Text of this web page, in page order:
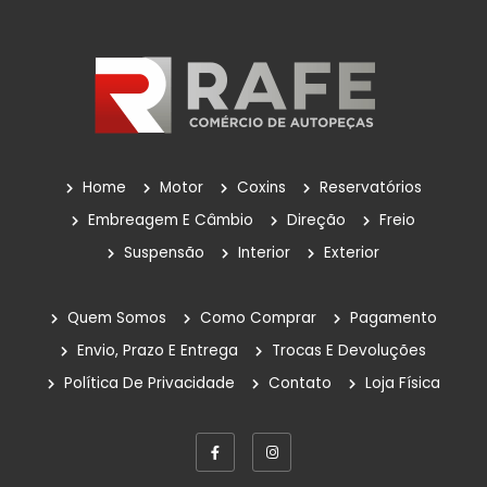
POLIA DA BOMBA D'ÁGUA
Reservatório
Reservatório De Para-Brisas
Reservatorio Óleo Hidráulico
Reservatórios
Rolamentos
Sem Categoria
Suspensão
Home Motor Coxins
Reservatórios
Embreagem E Câmbio
Direção
Freio
Suspensão
Interior Exterior
Quem Somos Como Comprar
Pagamento
Envio, Prazo E Entrega
Trocas E Devoluções
Política De Privacidade
Contato Loja Física